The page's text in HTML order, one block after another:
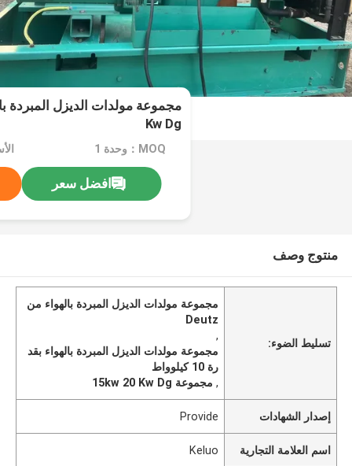
Kw Dg
MOQ：وحدة 1
افضل سعر
منتوج وصف
تسليط الضوء:
مجموعة مولدات الديزل المبردة بالهواء من
Deutz
,
مجموعة مولدات الديزل المبردة بالهواء بقد
رة 10 كيلوواط
, مجموعة 15kw 20 Kw Dg
إصدار الشهادات Provide
اسم العلامة التجارية Keluo